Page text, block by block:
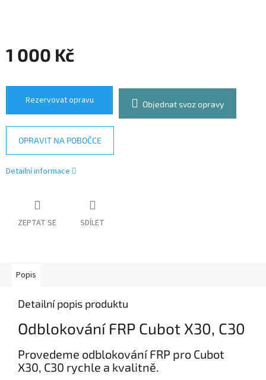
1 000 Kč
cena:
Rezervovat opravu Objednat svoz opravy
OPRAVIT NA POBOČCE
Detailní informace
ZEPTAT SE SDÍLET
Popis
Detailní popis produktu
Odblokování FRP Cubot X30, C30
Provedeme odblokování FRP pro Cubot
X30, C30 rychle a kvalitně.